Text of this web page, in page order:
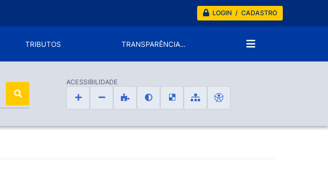
LOGIN / CADASTRO
TRIBUTOS TRANSPARÊNCIA...
ACESSIBILIDADE